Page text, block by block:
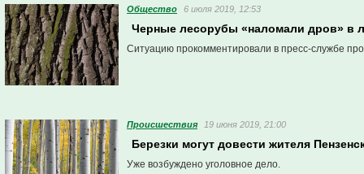
Общество 6 июля 2019, 12:53
Черные лесорубы «наломали дров» в
Ситуацию прокомментировали в пресс-службе
Проиcшествия 19 июня 2019, 21:00
Березки могут довести жителя
Уже возбуждено уголовное дело.